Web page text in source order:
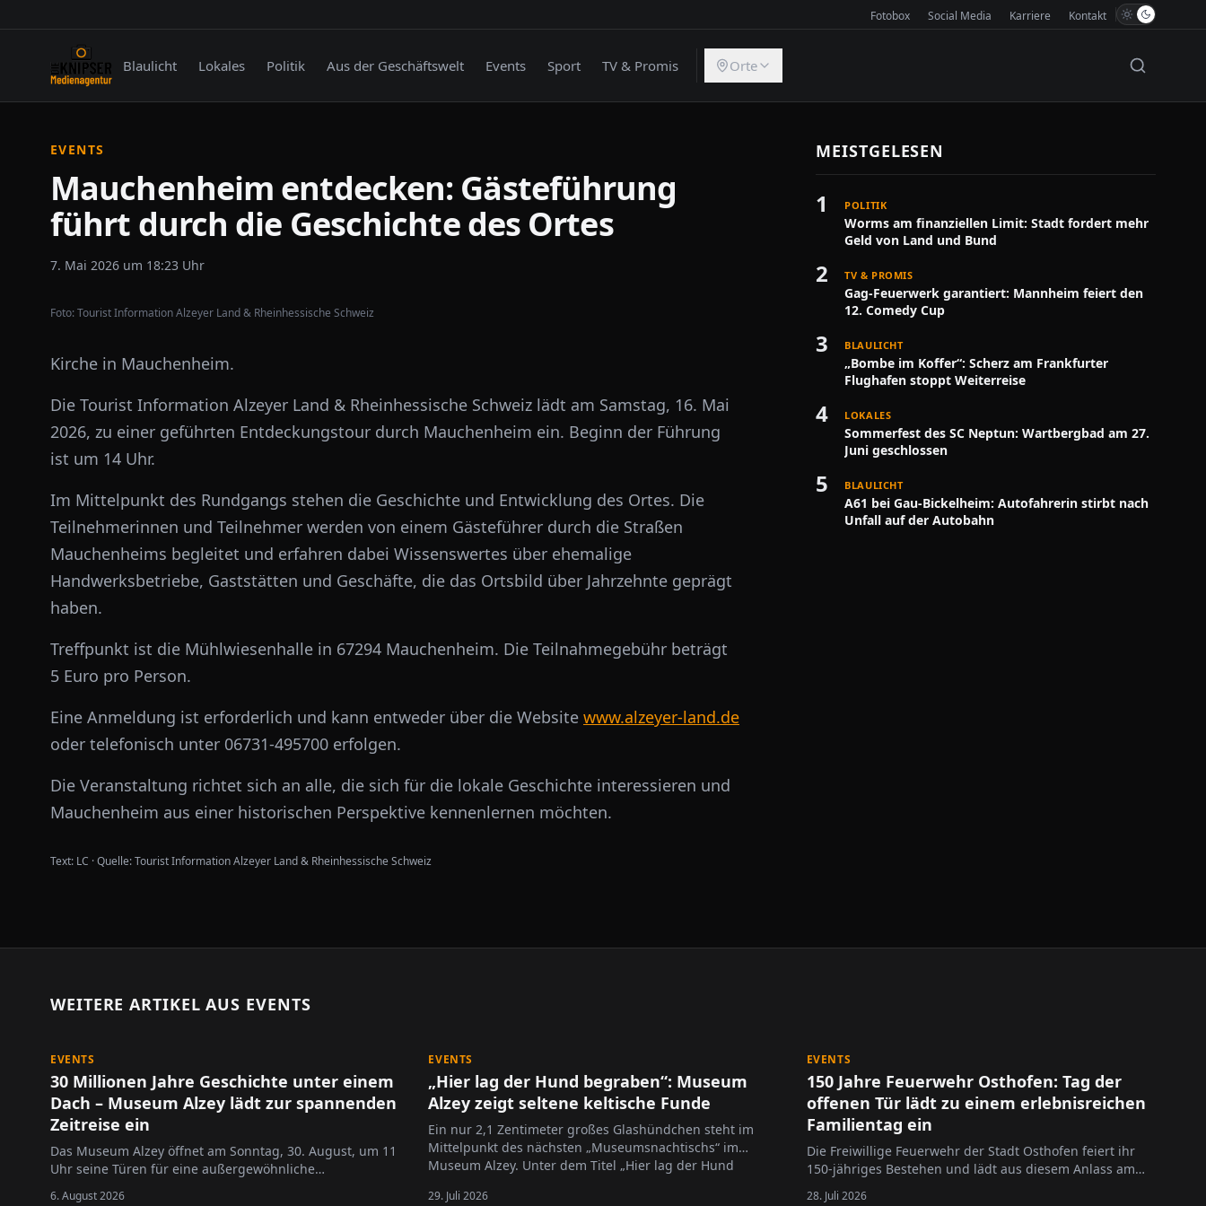
Fotobox Social Media Karriere Kontakt
Blaulicht Lokales Politik Aus der Geschäftswelt Events Sport TV & Promis Orte
EVENTS
Mauchenheim entdecken: Gästeführung
führt durch die Geschichte des Ortes
7. Mai 2026 um 18:23 Uhr
Foto:Tourist Information Alzeyer Land & Rheinhessische Schweiz
Kirche in Mauchenheim.
Die Tourist Information Alzeyer Land & Rheinhessische Schweiz lädt am Samstag, 16. Mai
2026, zu einer geführten Entdeckungstour durch Mauchenheim ein. Beginn der Führung
ist um 14 Uhr.
Im Mittelpunkt des Rundgangs stehen die Geschichte und Entwicklung des Ortes. Die
Teilnehmerinnen und Teilnehmer werden von einem Gästeführer durch die Straßen
Mauchenheims begleitet und erfahren dabei Wissenswertes über ehemalige
Handwerksbetriebe, Gaststätten und Geschäfte, die das Ortsbild über Jahrzehnte geprägt
haben.
Treffpunkt ist die Mühlwiesenhalle in 67294 Mauchenheim. Die Teilnahmegebühr beträgt
5 Euro pro Person.
Eine Anmeldung ist erforderlich und kann entweder über die Website www.alzeyer-land.de
oder telefonisch unter 06731-495700 erfolgen.
Die Veranstaltung richtet sich an alle, die sich für die lokale Geschichte interessieren und
Mauchenheim aus einer historischen Perspektive kennenlernen möchten.
Text: LC ·Quelle:Tourist Information Alzeyer Land & Rheinhessische Schweiz
MEISTGELESEN
1 POLITIK
Worms am finanziellen Limit: Stadt fordert mehr
Geld von Land und Bund
2 TV & PROMIS
Gag-Feuerwerk garantiert: Mannheim feiert den
12. Comedy Cup
3 BLAULICHT
„Bombe im Koffer“: Scherz am Frankfurter
Flughafen stoppt Weiterreise
4 LOKALES
Sommerfest des SC Neptun: Wartbergbad am 27.
Juni geschlossen
5 BLAULICHT
A61 bei Gau-Bickelheim: Autofahrerin stirbt nach
Unfall auf der Autobahn
WEITERE ARTIKEL AUS EVENTS
EVENTS
30 Millionen Jahre Geschichte unter einem
Dach – Museum Alzey lädt zur spannenden
Zeitreise ein
Das Museum Alzey öffnet am Sonntag, 30. August, um 11
Uhr seine Türen für eine außergewöhnliche
6. August 2026
EVENTS
„Hier lag der Hund begraben“: Museum
Alzey zeigt seltene keltische Funde
Ein nur 2,1 Zentimeter großes Glashündchen steht im
Mittelpunkt des nächsten „Museumsnachtischs“ im
Museum Alzey. Unter dem Titel „Hier lag der Hund
2026 dem Wallertheimer Maskottchen „Kelti“, das vor 75
29. Juli 2026
EVENTS
150 Jahre Feuerwehr Osthofen: Tag der
offenen Tür lädt zu einem erlebnisreichen
Familientag ein
Die Freiwillige Feuerwehr der Stadt Osthofen feiert ihr
150-jähriges Bestehen und lädt aus diesem Anlass am
Sonntag, 6. September 2026, von 10 bis 17 Uhr zum Tag
28. Juli 2026